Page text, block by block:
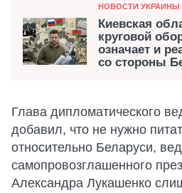
Категория
НОВОСТИ УКРАИНЫ
Киевская
круговой
означает и
со стороны
Глава дипломатического
добавил, что не нужно
относительно Беларуси,
самопровозглашенного
Александра Лукашенко